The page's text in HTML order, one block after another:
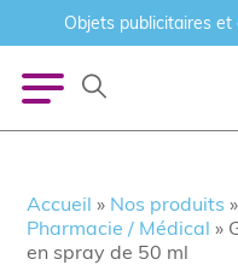
Objets publicitaires
Accueil » Nos produits »
Pharmacie / Médical »
en spray de 50 ml